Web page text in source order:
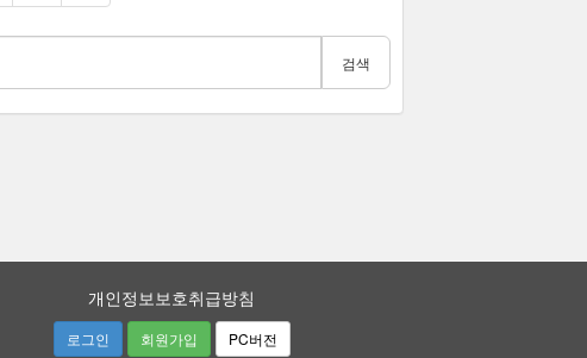
검색
개인정보보호취급방침
로그인 회원가입 PC버전